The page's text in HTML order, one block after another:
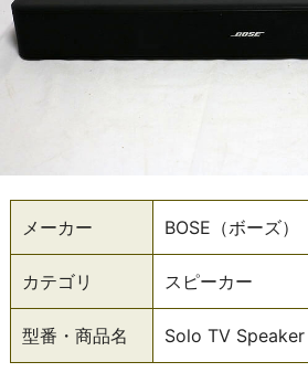
メーカー BOSE（ボーズ）
カテゴリ スピーカー
型番・商品名 Solo TV Speaker